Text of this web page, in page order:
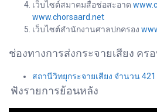
เว็บไซต์สมาคมสื่อช่อสะอาด
www.chorsaard.net
เว็บไซต์สำนักงานศาลปกครอง
ช่องทางการส่งกระจายเสียง ค
สถานีวิทยุกระจายเสียง จำนวน
ฟังรายการย้อนหลัง